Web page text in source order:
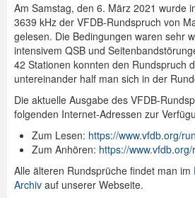
Downloads
Spenden
Login
Am Samstag, den 6. März 2021 wurde
3639 kHz der VFDB-Rundspruch von
gelesen. Die Bedingungen waren sehr
intensivem QSB und
42 Stationen konnten den Rundspruch
untereinander half man sich in der
Die aktuelle Ausgabe des VFDB-
folgenden Internet-Adressen zur
Zum Lesen: https://www.vfdb.org/
Zum Anhören: https://
Alle älteren Rundsprüche findet man im
Archiv auf unserer Webseite.